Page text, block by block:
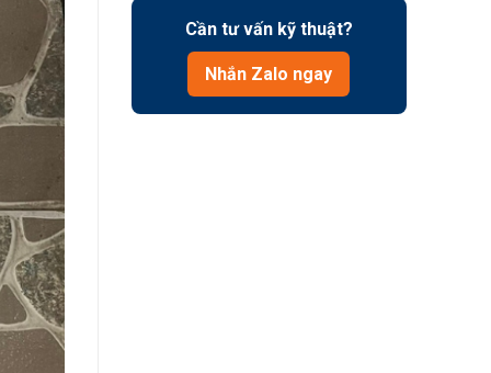
Cần tư vấn kỹ thuật?
Nhắn Zalo ngay